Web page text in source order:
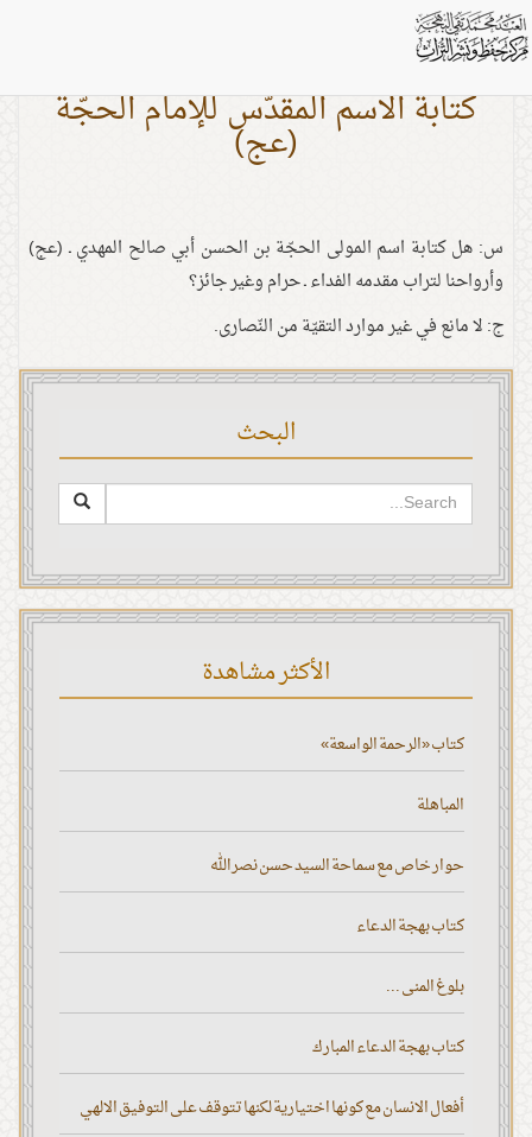
كتابة الاسم المقدّس للإمام الحجّة
(عج)
س: هل كتابة اسم المولى الحجّة بن الحسن أبي صالح المهدي ـ (عج)
وأرواحنا لتراب مقدمه الفداء ـ حرام وغير جائز؟
ج: لا مانع في غير موارد التقيّة من النّصارى.
البحث
الأكثر مشاهدة
كتاب «الرحمة الواسعة»
المباهلة
حوار خاص مع سماحة السيد حسن نصر الله
كتاب بهجة الدعاء
بلوغ المنى ...
كتاب بهجة الدعاء المبارك
أفعال الانسان مع كونها اختيارية لكنها تتوقف على التوفيق الالهي